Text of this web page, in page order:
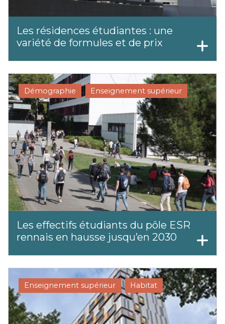
Les résidences étudiantes : une
variété de formules et de prix
Démographie Enseignement supérieur
Les effectifs étudiants du pôle ESR
rennais en hausse jusqu’en 2030
Enseignement supérieur Habitat